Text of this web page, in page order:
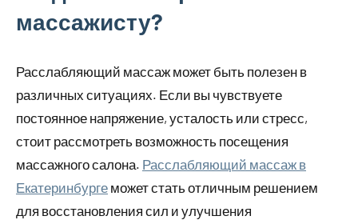
массажисту?
Расслабляющий массаж может быть полезен в
различных ситуациях. Если вы чувствуете
постоянное напряжение, усталость или стресс,
стоит рассмотреть возможность посещения
массажного салона. Расслабляющий массаж в
Екатеринбурге может стать отличным решением
для восстановления сил и улучшения